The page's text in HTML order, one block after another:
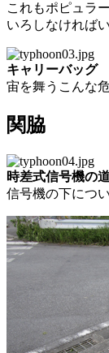
これもポピュラ
いろしなければ
キャリーバッグ
宙を舞うこんな
関脇
時差式信号機の
信号機の下につ